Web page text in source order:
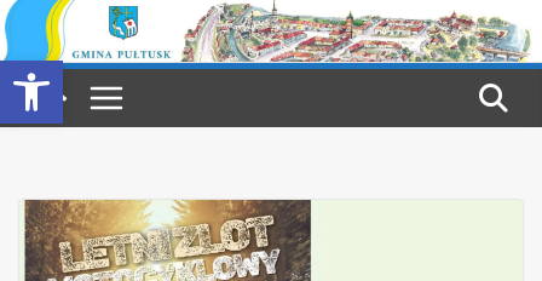
Otwórz pasek narzędzi
Przejdź
do
treści